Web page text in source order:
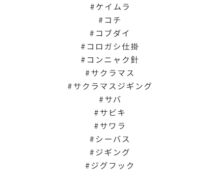
ケイムラ
コチ
コブダイ
コロガシ仕掛
コンニャク針
サクラマス
サクラマスジギング
サバ
サビキ
サワラ
シーバス
ジギング
ジグフック